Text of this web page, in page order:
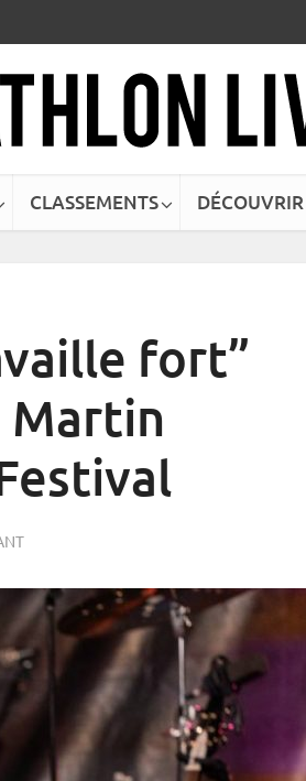
CLASSEMENTS DÉCOUVRIR
fort”
Martin